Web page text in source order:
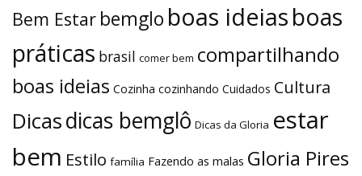
Bem Estar bemglo boas ideiasboas
práticas brasil comer bem compartilhando
boas ideias Cozinha cozinhando Cuidados Cultura
Dicasdicas bemglô Dicas da Gloria estar
bem Estilo família Fazendo as malas Gloria Pires